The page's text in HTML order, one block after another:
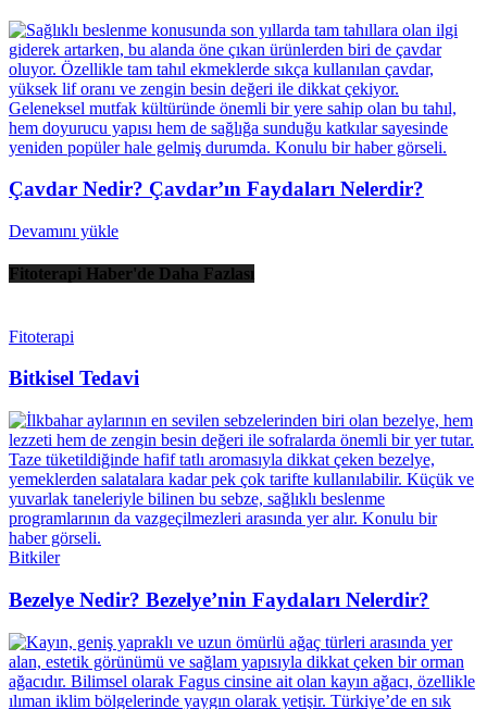
Çavdar Nedir? Çavdar’ın Faydaları Nelerdir?
Devamını yükle
Fitoterapi Haber'de Daha Fazlası
Fitoterapi
Bitkisel Tedavi
Bitkiler
Bezelye Nedir? Bezelye’nin Faydaları Nelerdir?